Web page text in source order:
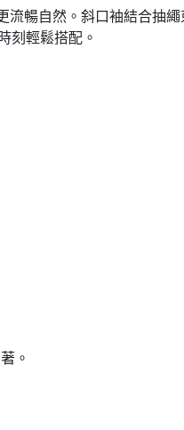
暢自然。斜口袖結合抽
刻輕鬆搭配。
。